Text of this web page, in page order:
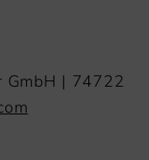
GmbH | 74722